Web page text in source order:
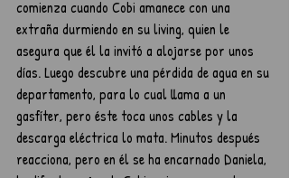
comienza cuando Cobi amanece con una
extraña durmiendo en su living, quien le
asegura que él la invitó a alojarse por unos
días. Luego descubre una pérdida de agua en su
departamento, para lo cual llama a un
gasfíter, pero éste toca unos cables y la
descarga eléctrica lo mata. Minutos después
reacciona, pero en él se ha encarnado Daniela,